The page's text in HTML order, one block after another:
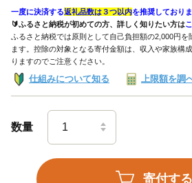
一度に決済する返礼品数は３つ以内を推奨しておりま
🔰ふるさと納税が初めての方、詳しく知りたい方は
ふるさと納税では原則として自己負担額の2,000円を
ます。控除の対象となる寄付金額は、収入や家族構
りますのでご注意ください。
仕組みについて知る 上限額を調
数量
寄付する